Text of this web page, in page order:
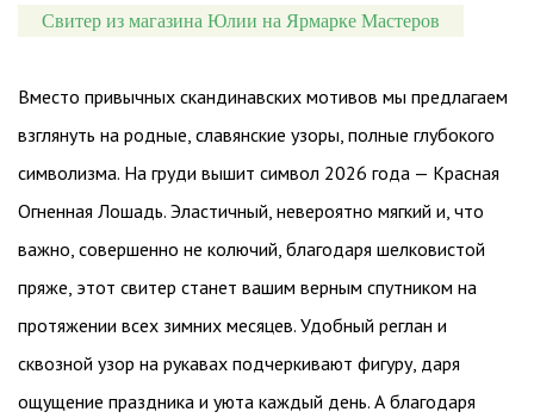
Свитер из магазина Юлии на Ярмарке Мастеров
Вместо привычных скандинавских мотивов мы предлагаем
взглянуть на родные, славянские узоры, полные глубокого
символизма. На груди вышит символ 2026 года — Красная
Огненная Лошадь. Эластичный, невероятно мягкий и, что
важно, совершенно не колючий, благодаря шелковистой
пряже, этот свитер станет вашим верным спутником на
протяжении всех зимних месяцев. Удобный реглан и
сквозной узор на рукавах подчеркивают фигуру, даря
ощущение праздника и уюта каждый день. А благодаря